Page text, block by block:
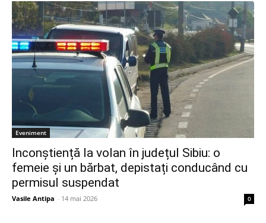
Eveniment
Inconștiență la volan în județul Sibiu: o
femeie și un bărbat, depistați conducând cu
permisul suspendat
Vasile Antipa - 14 mai 2026 0